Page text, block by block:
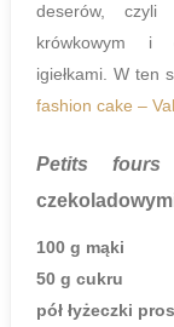
deserów, czyli
krówkowym i
igiełkami. W ten
fashion cake –
Petits fours
100 g mąki
50 g cukru
pół łyżeczki